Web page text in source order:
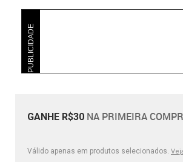
PUBLICIDADE
GANHE R$30 NA PRIMEIRA
Válido apenas em produtos selecionados.